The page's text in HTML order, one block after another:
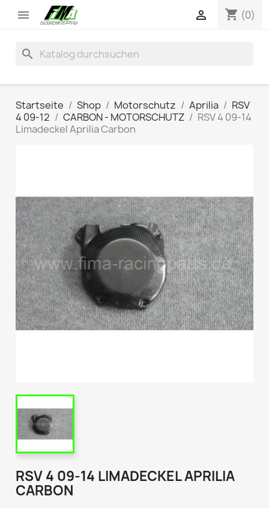
 shopping_cart (0)

search
Startseite Shop Motorschutz Aprilia
RSV
4 09-12
CARBON - MOTORSCHUTZ
RSV 4 09-14
Limadeckel Aprilia Carbon
RSV 4 09-14 LIMADECKEL APRILIA
CARBON